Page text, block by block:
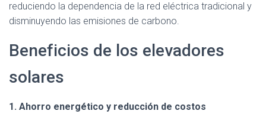
reduciendo la dependencia de la red eléctrica tradicional y
disminuyendo las emisiones de carbono.
Beneficios de los elevadores
solares
1. Ahorro energético y reducción de costos